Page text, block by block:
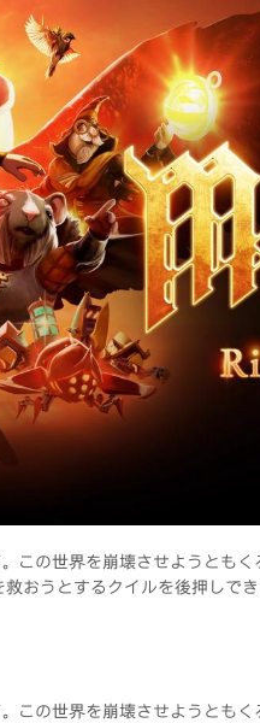
の世界を崩壊させようとも
おうとするクイルを後押しで
の世界を崩壊させようとも